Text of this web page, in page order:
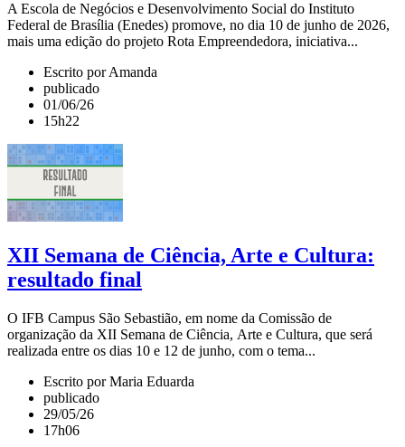
A Escola de Negócios e Desenvolvimento Social do Instituto
Federal de Brasília (Enedes) promove, no dia 10 de junho de 2026,
mais uma edição do projeto Rota Empreendedora, iniciativa...
Escrito por Amanda
publicado
01/06/26
15h22
XII Semana de Ciência, Arte e Cultura:
resultado final
O IFB Campus São Sebastião, em nome da Comissão de
organização da XII Semana de Ciência, Arte e Cultura, que será
realizada entre os dias 10 e 12 de junho, com o tema...
Escrito por Maria Eduarda
publicado
29/05/26
17h06